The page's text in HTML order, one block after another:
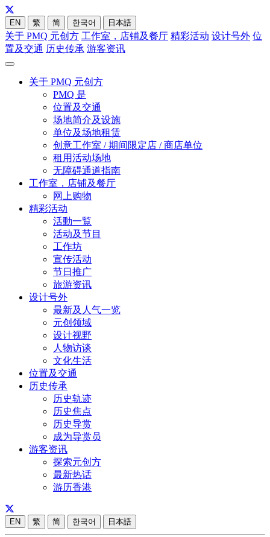
EN 繁 简 한국어 日本語
关于 PMQ 元创方 工作室，店铺及餐厅 精彩活动 设计号外 位
置及交通 历史传承 游客资讯
关于 PMQ 元创方
PMQ 是
位置及交通
场地简介及设施
单位及场地租赁
创意工作室 / 期间限定店 / 商店单位
租用活动场地
无障碍通道指南
工作室，店铺及餐厅
网上购物
精彩活动
活動一覧
活动及节目
工作坊
宣传活动
节日推广
旅游资讯
设计号外
最新及人气一览
元创领域
设计视野
人物访谈
文化生活
位置及交通
历史传承
历史轨迹
历史焦点
历史导赏
成为导赏员
游客资讯
探索元创方
最新热话
游历香港
EN 繁 简 한국어 日本語